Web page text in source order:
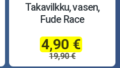
Takavilkku, vasen,
Fude Race
4,90 €
19,90 €